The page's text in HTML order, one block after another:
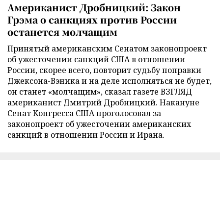
Американист Дробницкий: Закон
Грэма о санкциях против России
останется молчащим
Принятый американским Сенатом законопроект
об ужесточении санкций США в отношении
России, скорее всего, повторит судьбу поправки
Джексона-Вэника и на деле исполняться не будет,
он станет «молчащим», сказал газете ВЗГЛЯД
американист Дмитрий Дробницкий. Накануне
Сенат Конгресса США проголосовал за
законопроект об ужесточении американских
санкций в отношении России и Ирана.